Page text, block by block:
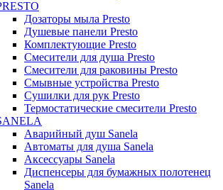
Дозаторы мыла Presto
Душевые панели Presto
Комплектующие Presto
Смесители для душа Presto
Смесители для раковины Presto
Смывные устройства Presto
Сушилки для рук Presto
Термостатические смесители Presto
Аварийный душ Sanela
Автоматы для душа Sanela
Аксессуары Sanela
Диспенсеры для бумажных полотенец
Sanela